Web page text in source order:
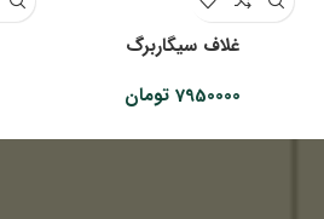
غلاف سیگاربرگ
7950000 تومان